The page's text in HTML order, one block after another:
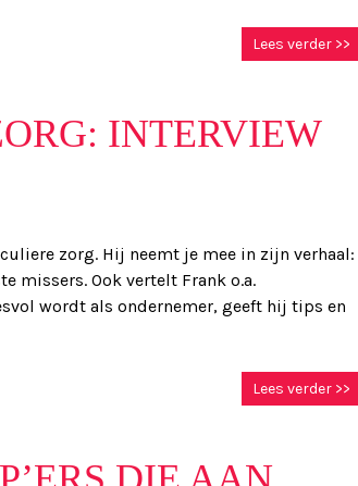
Lees verder >>
INTERVIEW
zorg. Hij neemt je mee in zijn verhaal:
missers. Ook vertelt Frank o.a.
wordt als ondernemer, geeft hij tips en
Lees verder >>